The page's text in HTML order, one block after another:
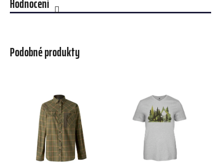
Hodnocení
Podobné produkty